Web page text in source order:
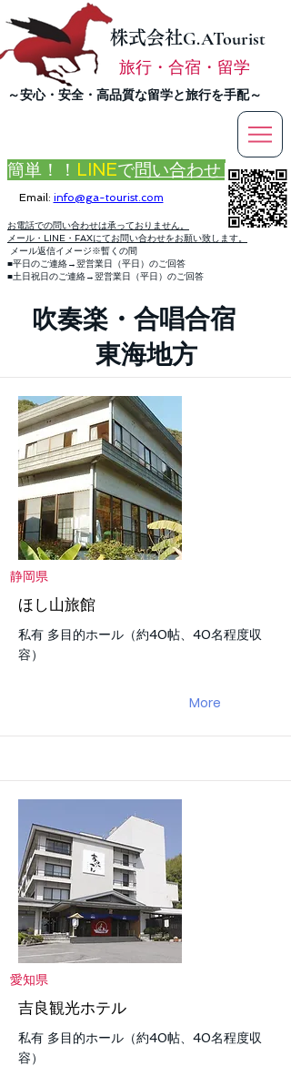
株式会社G.ATourist
旅行・合宿・留学
​～安心・安全・高品質な留学と旅行を手配～
Email: info@ga-tourist.com
簡単！！ LINEで問い合わせ
お電話での問い合わせは承っておりません。
メール・LINE・FAXにてお問い合わせをお願い致します。
メール返信イメージ※暫くの間
■平日のご連絡→翌営業日（平日）のご回答
■土日祝日のご連絡→翌営業日（平日）のご回答
吹奏楽・合唱合宿
東海地方
静岡県
ほし山旅館
私有 多目的ホール（約40帖、40名程度収
容）
More
愛知県
吉良観光ホテル
私有 多目的ホール（約40帖、40名程度収
容）